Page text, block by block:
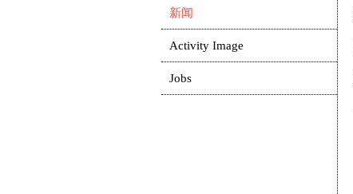
新闻
Activity Image
Jobs